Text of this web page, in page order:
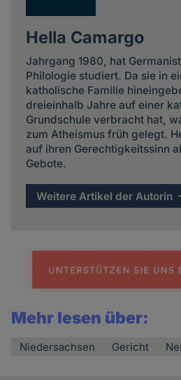
Hella Camargo
Jahrgang 1980, hat
Philologie studiert. Da sie in
katholische Familie
dreieinhalb Jahre auf einer
Grundschule verbracht hat,
zum Atheismus früh gelegt.
auf ihren Gerechtigkeitssinn
Gebote.
Weitere Artikel der Autorin
Mehr lesen über:
Niedersachsen Gericht